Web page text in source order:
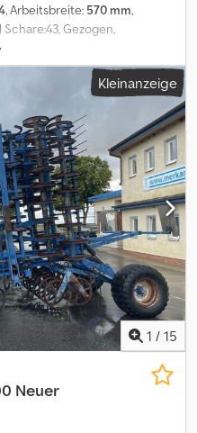
, Arbeitsbreite: 570 mm,
Schare:43, Gezogen,
Stützfuß / -
Stuetzrad
ahrwerk,Lagerort:17094
Kleinanzeige
1 / 15
Neuer